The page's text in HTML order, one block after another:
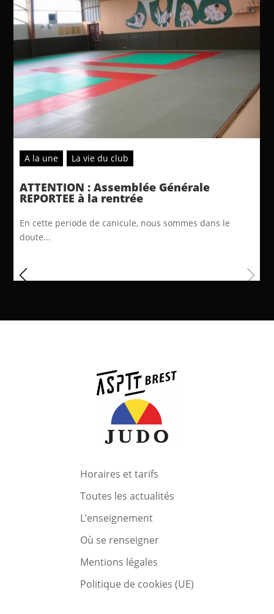
A la une La vie du club
ATTENTION : Assemblée Générale
REPORTEE à la rentrée
En cette periode de canicule, nous sommes dans le
doute...
Horaires et tarifs
Toutes les actualités
L’enseignement
Où se renseigner
Mentions légales
Politique de cookies (UE)